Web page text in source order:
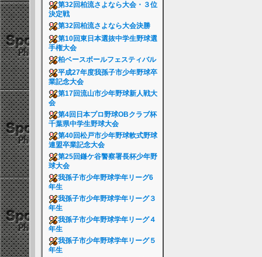
第32回柏流さよなら大会・３位
決定戦
第32回柏流さよなら大会決勝
第10回東日本選抜中学生野球選
手権大会
柏ベースボールフェスティバル
平成27年度我孫子市少年野球卒
業記念大会
第17回流山市少年野球新人戦大
会
第4回日本プロ野球OBクラブ杯
千葉県中学生野球大会
第40回松戸市少年野球軟式野球
連盟卒業記念大会
第25回鎌ケ谷警察署長杯少年野
球大会
我孫子市少年野球学年リーグ6
年生
我孫子市少年野球学年リーグ３
年生
我孫子市少年野球学年リーグ４
年生
我孫子市少年野球学年リーグ５
年生